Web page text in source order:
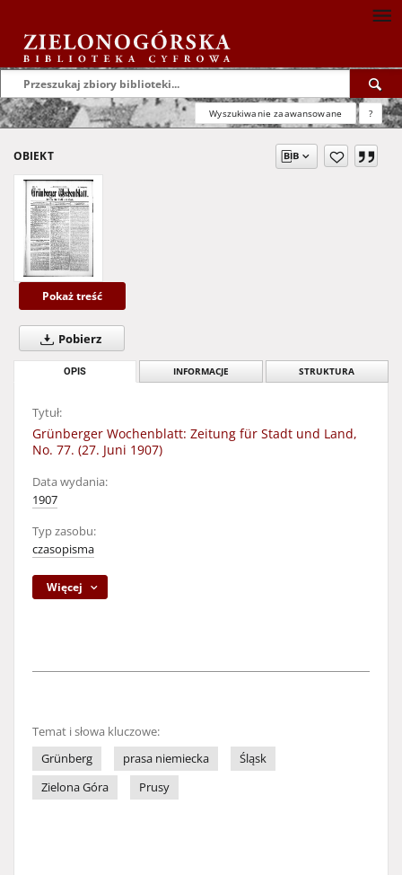
Wyszukiwanie zaawansowane ?
OBIEKT
Pokaż treść
Pobierz
OPIS INFORMACJE STRUKTURA
Tytuł:
Grünberger Wochenblatt: Zeitung für Stadt und Land,
No. 77. (27. Juni 1907)
Data wydania:
1907
Typ zasobu:
czasopisma
Więcej
Temat i słowa kluczowe:
Grünberg
prasa niemiecka
Śląsk
Zielona Góra
Prusy